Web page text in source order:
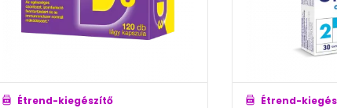
Étrend-kiegészítő Étrend-